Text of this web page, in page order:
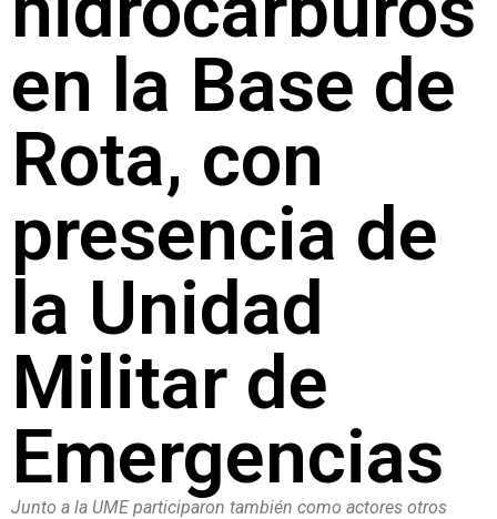
en la Base de
Rota, con
presencia de
la Unidad
Militar de
Emergencias
Junto a la UME participaron también como actores otros